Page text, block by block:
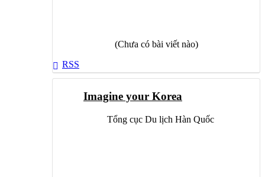
(Chưa có bài viết nào)
RSS
Imagine your Korea
Tổng cục Du lịch Hàn Quốc